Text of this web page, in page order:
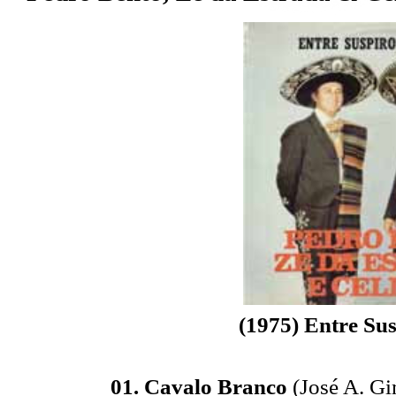
(1975) Entre
01. Cavalo Branco (José A.